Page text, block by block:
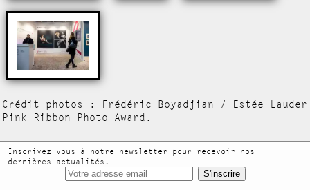
Crédit photos : Frédéric Boyadjian / Estée Lauder
Pink Ribbon Photo Award.
Inscrivez-vous à notre newsletter pour recevoir nos
dernières actualités.
S'inscrire